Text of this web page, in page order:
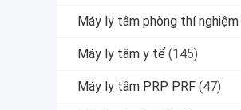
Máy ly tâm phòng thí nghiệm
Máy ly tâm y tế (145)
Máy ly tâm PRP PRF (47)